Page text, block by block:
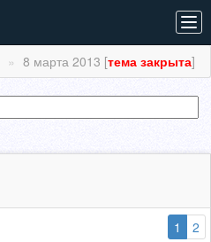
8 марта 2013 [тема закрыта]
1
2